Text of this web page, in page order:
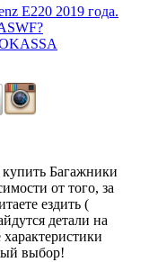
E220 2019 года.
купить Багажники
от того, за
ездить (
детали на
выбор!